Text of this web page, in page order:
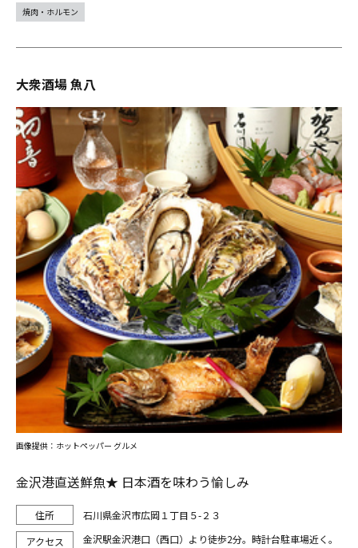
焼肉・ホルモン
大衆酒場 魚八
金沢港直送鮮魚★ 日本酒を味わう愉しみ
石川県金沢市広岡１丁目５-２３
金沢駅金沢港口（西口）より徒歩2分。時計台駐車場近く。
画像提供：ホットペッパー グルメ